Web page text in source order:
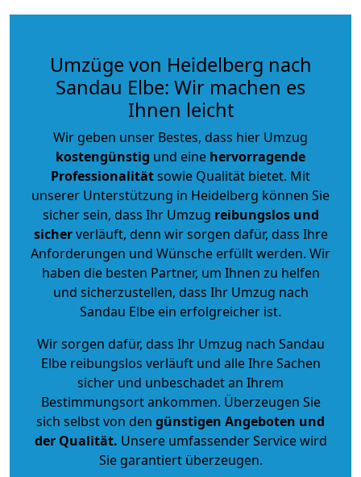
Umzüge von Heidelberg nach
Sandau Elbe: Wir machen es
Ihnen leicht
Wir geben unser Bestes, dass hier Umzug
kostengünstig und eine hervorragende
Professionalitätsowie Qualität bietet. Mit
unserer Unterstützung in Heidelberg können Sie
sicher sein, dass Ihr Umzug reibungslos und
sicherverläuft, denn wir sorgen dafür, dass Ihre
Anforderungen und Wünsche erfüllt werden. Wir
haben die besten Partner, um Ihnen zu helfen
und sicherzustellen, dass Ihr Umzug nach
Sandau Elbe ein erfolgreicher ist.
Wir sorgen dafür, dass Ihr Umzug nach Sandau
Elbe reibungslos verläuft und alle Ihre Sachen
sicher und unbeschadet an Ihrem
Bestimmungsort ankommen. Überzeugen Sie
sich selbst von den günstigen Angeboten und
der Qualität. Unsere umfassender Service wird
Sie garantiert überzeugen.